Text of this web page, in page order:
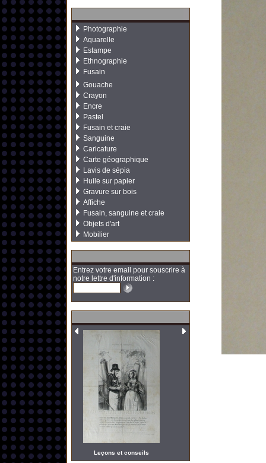
Photographie
Aquarelle
Estampe
Ethnographie
Fusain
Gouache
Crayon
Encre
Pastel
Fusain et craie
Sanguine
Caricature
Carte géographique
Lavis de sépia
Huile sur papier
Gravure sur bois
Affiche
Fusain, sanguine et craie
Objets d'art
Mobilier
Entrez votre email pour souscrire à
notre lettre d'information :
Leçons et conseils